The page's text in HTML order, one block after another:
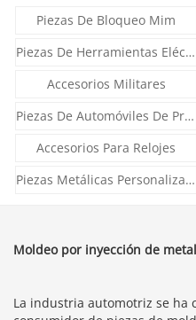
Piezas De Bloqueo Mim
Piezas De Herramientas Eléctricas
Accesorios Militares
Piezas De Automóviles De Precisión
Accesorios Para Relojes
Piezas Metálicas Personalizadas
Moldeo por inyección de
La industria automotriz se ha